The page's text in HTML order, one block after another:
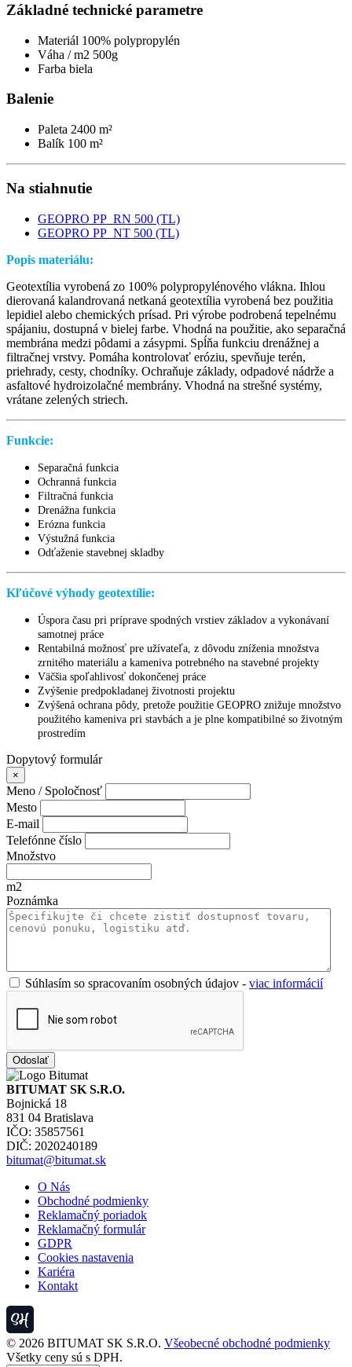
Základné technické parametre
Materiál 100% polypropylén
Váha / m2 500g
Farba biela
Balenie
Paleta 2400 m²
Balík 100 m²
Na stiahnutie
GEOPRO PP_RN 500 (TL)
GEOPRO PP_NT 500 (TL)
Popis materiálu:
Geotextília vyrobená zo 100% polypropylénového vlákna. Ihlou
dierovaná kalandrovaná netkaná geotextília vyrobená bez použitia
lepidiel alebo chemických prísad. Pri výrobe podrobená tepelnému
spájaniu, dostupná v bielej farbe. Vhodná na použitie, ako separačná
membrána medzi pôdami a zásypmi. Spĺňa funkciu drenážnej a
filtračnej vrstvy. Pomáha kontrolovať eróziu, spevňuje terén,
priehrady, cesty, chodníky. Ochraňuje základy, odpadové nádrže a
asfaltové hydroizolačné membrány. Vhodná na strešné systémy,
vrátane zelených striech.
Funkcie:
Separačná funkcia
Ochranná funkcia
Filtračná funkcia
Drenážna funkcia
Erózna funkcia
Výstužná funkcia
Odťaženie stavebnej skladby
Kľúčové výhody geotextílie:
Úspora času pri príprave spodných vrstiev základov a vykonávaní
samotnej práce
Rentabilná možnosť pre užívateľa, z dôvodu zníženia množstva
zrnitého materiálu a kameniva potrebného na stavebné projekty
Väčšia spoľahlivosť dokončenej práce
Zvýšenie predpokladanej životnosti projektu
Zvýšená ochrana pôdy, pretože použitie GEOPRO znižuje množstvo
použitého kameniva pri stavbách a je plne kompatibilné so životným
prostredím
Dopytový formulár
×
Meno / Spoločnosť
Mesto
E-mail
Telefónne číslo
Množstvo
m2
Poznámka
Súhlasím so spracovaním osobných údajov - viac informácií
BITUMAT SK S.R.O.
Bojnická 18
831 04 Bratislava
IČO: 35857561
DIČ: 2020240189
bitumat@bitumat.sk
O Nás
Obchodné podmienky
Reklamačný poriadok
Reklamačný formulár
GDPR
Cookies nastavenia
Kariéra
Kontakt
© 2026 BITUMAT SK S.R.O. Všeobecné obchodné podmienky
Všetky ceny sú s DPH.